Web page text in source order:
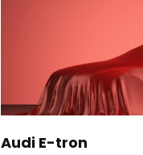
Audi E-tron